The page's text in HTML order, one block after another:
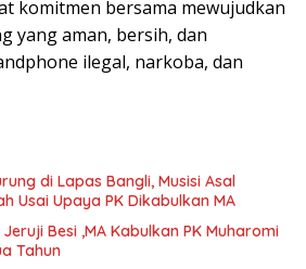
komitmen bersama mewujudkan
yang aman, bersih, dan
ilegal, narkoba, dan
di Lapas Bangli, Musisi Asal
Usai Upaya PK Dikabulkan MA
Besi ,MA Kabulkan PK Muharomi
Tahun